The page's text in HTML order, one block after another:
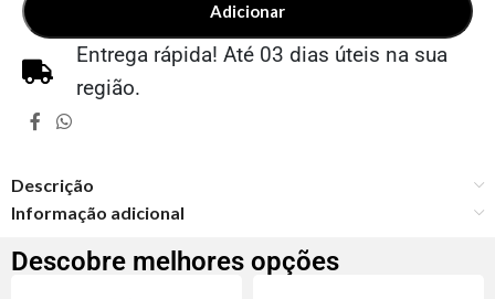
Adicionar
Entrega rápida! Até 03 dias úteis na sua
região.
Descrição
Informação adicional
Descobre melhores opções